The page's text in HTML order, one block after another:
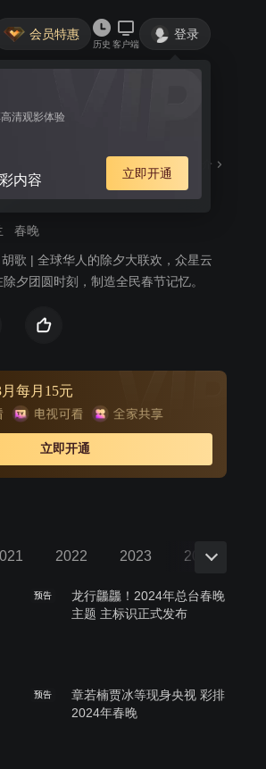
会员特惠
历史 客户端
登录
清观影体验
内容 立即开通
视总台春节联欢
简介
春晚
歌 | 全球华人的除夕大联欢，众星云
夕团圆时刻，制造全民春节记忆。
每月15元
立即开通
2022 2023 2024
预告
龙行龘龘！2024年总台春晚
主题 主标识正式发布
预告
章若楠贾冰等现身央视 彩排
2024年春晚